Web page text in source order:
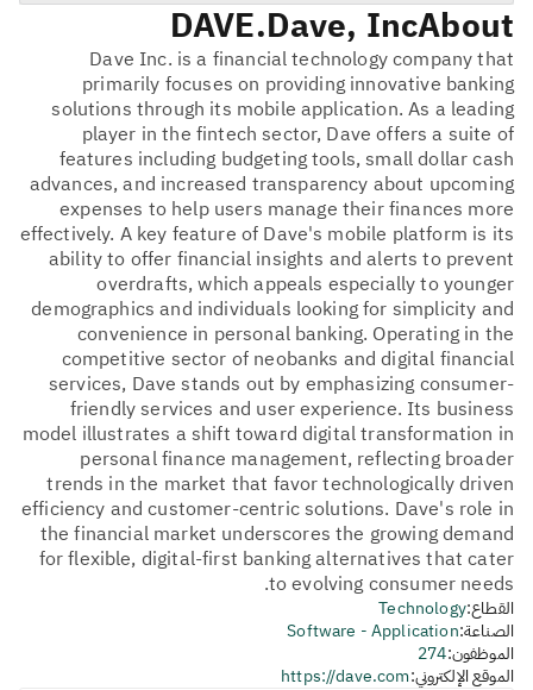
About
Dave, Inc.
DAVE
Dave Inc. is a financial technology company that
primarily focuses on providing innovative banking
solutions through its mobile application. As a leading
player in the fintech sector, Dave offers a suite of
features including budgeting tools, small dollar cash
advances, and increased transparency about upcoming
expenses to help users manage their finances more
effectively. A key feature of Dave's mobile platform is its
ability to offer financial insights and alerts to prevent
overdrafts, which appeals especially to younger
demographics and individuals looking for simplicity and
convenience in personal banking. Operating in the
competitive sector of neobanks and digital financial
services, Dave stands out by emphasizing consumer-
friendly services and user experience. Its business
model illustrates a shift toward digital transformation in
personal finance management, reflecting broader
trends in the market that favor technologically driven
efficiency and customer-centric solutions. Dave's role in
the financial market underscores the growing demand
for flexible, digital-first banking alternatives that cater
to evolving consumer needs.
القطاع:Technology
الصناعة:Software - Application
الموظفون:274
الموقع الإلكتروني:https://dave.com